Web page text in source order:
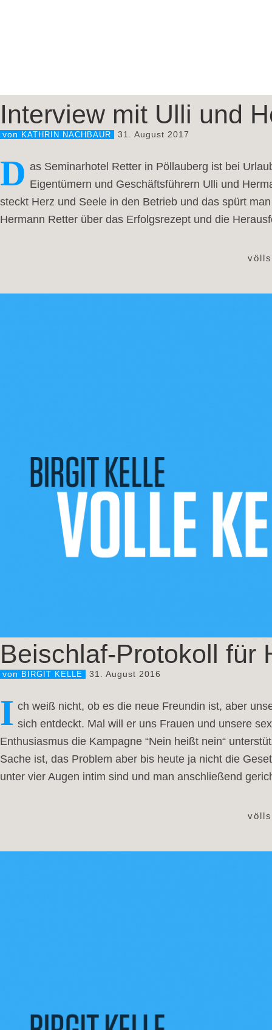
Interview mit Ulli und
von KATHRIN NACHBAUR 31. August 2017
D as Seminarhotel Retter in Pöllauberg ist bei
Eigentümern und Geschäftsführern Ulli und
steckt Herz und Seele in den Betrieb und das spürt
Hermann Retter über das Erfolgsrezept und die
Beischlaf-Protokoll für
von BIRGIT KELLE 31. August 2016
I ch weiß nicht, ob es die neue Freundin ist, aber
sich entdeckt. Mal will er uns Frauen und unsere
Enthusiasmus die Kampagne “Nein heißt nein“
Sache ist, das Problem aber bis heute ja nicht die
unter vier Augen intim sind und man anschließend